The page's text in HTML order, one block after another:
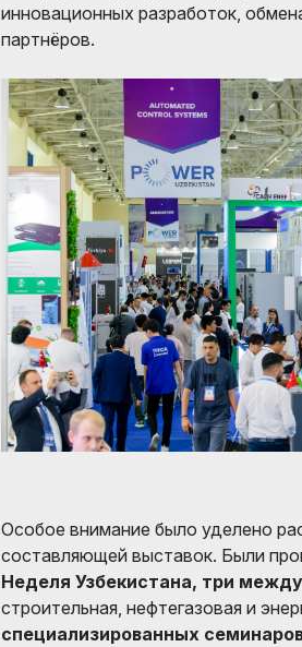
инновационных разработок,
партнёров.
Особое внимание было уделено
составляющей выставок. Были
Неделя Узбекистана, три
строительная, нефтегазовая и
специализированных